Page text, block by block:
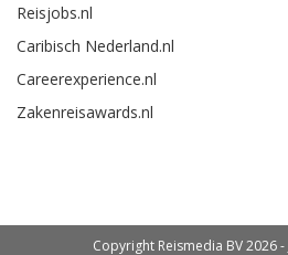
Reisjobs.nl
Caribisch Nederland.nl
Careerexperience.nl
Zakenreisawards.nl
Copyright Reismedia BV 2026 -